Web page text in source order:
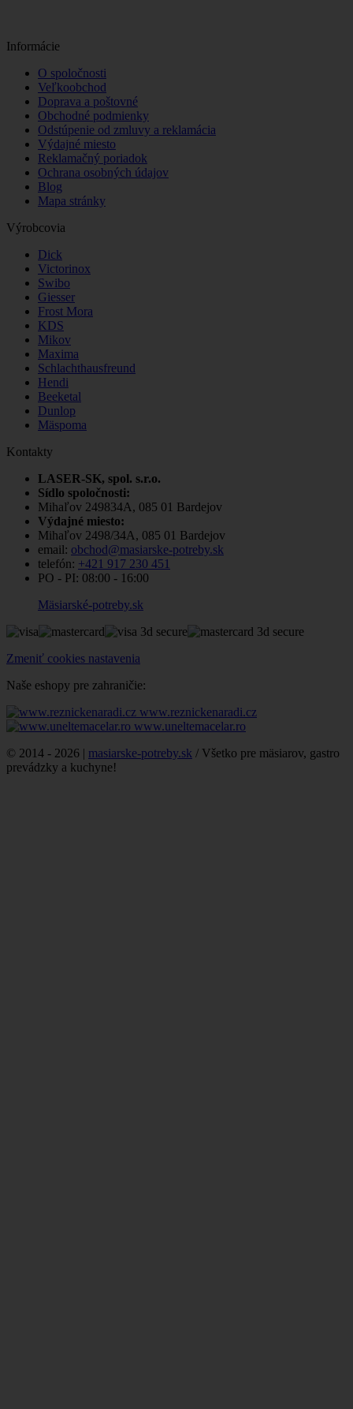
Informácie
O spoločnosti
Veľkoobchod
Doprava a poštovné
Obchodné podmienky
Odstúpenie od zmluvy a reklamácia
Výdajné miesto
Reklamačný poriadok
Ochrana osobných údajov
Blog
Mapa stránky
Výrobcovia
Dick
Victorinox
Swibo
Giesser
Frost Mora
KDS
Mikov
Maxima
Schlachthausfreund
Hendi
Beeketal
Dunlop
Mäspoma
Kontakty
LASER-SK, spol. s.r.o.
Sídlo spoločnosti:
Mihaľov 249834A, 085 01 Bardejov
Výdajné miesto:
Mihaľov 2498/34A, 085 01 Bardejov
email: obchod@masiarske-potreby.sk
telefón: +421 917 230 451
PO - PI: 08:00 - 16:00
Mäsiarské-potreby.sk
Zmeniť cookies nastavenia
Naše eshopy pre zahraničie:
www.reznickenaradi.cz
www.uneltemacelar.ro
© 2014 - 2026 | masiarske-potreby.sk / Všetko pre mäsiarov, gastro
prevádzky a kuchyne!